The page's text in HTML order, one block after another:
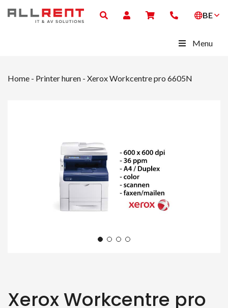
BE
Menu
Home - Printer huren - Xerox Workcentre pro 6605N
Xerox Workcentre pro